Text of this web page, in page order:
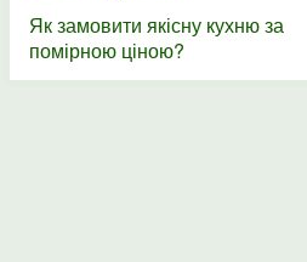
Як замовити якісну кухню за
помірною ціною?